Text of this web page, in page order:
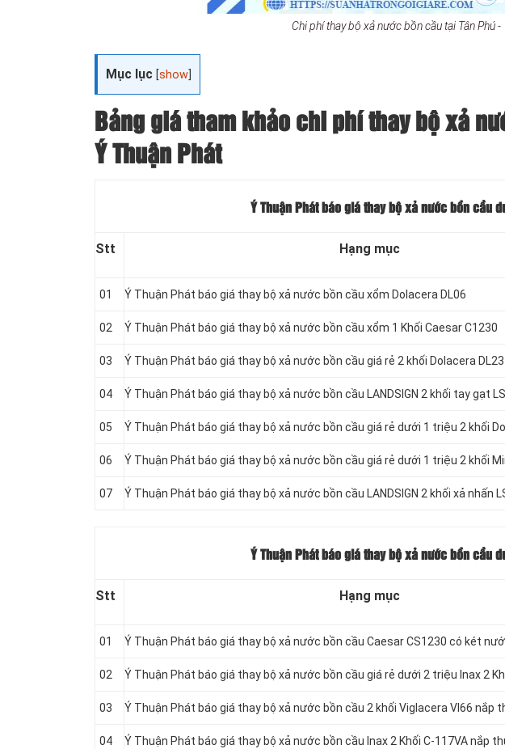
Chi phí thay bộ xả nước bồn cầu tại Tân Phú -
Mục lục [show
Bảng giá tham khảo chi phí thay bộ xả
Ý Thuận Phát
Ý Thuận Phát báo giá thay bộ xả nước bồn cầu
Stt Hạng mục
01 Ý Thuận Phát báo giá thay bộ xả nước bồn cầu xổm Dolacera DL06
02 Ý Thuận Phát báo giá thay bộ xả nước bồn cầu xổm 1 Khối Caesar C1230
03 Ý Thuận Phát báo giá thay bộ xả nước bồn cầu giá rẻ 2 khối Dolacera
04 Ý Thuận Phát báo giá thay bộ xả nước bồn cầu LANDSIGN 2 khối tay gạt
05 Ý Thuận Phát báo giá thay bộ xả nước bồn cầu giá rẻ dưới 1 triệu 2 khối
06 Ý Thuận Phát báo giá thay bộ xả nước bồn cầu giá rẻ dưới 1 triệu 2 khối
07 Ý Thuận Phát báo giá thay bộ xả nước bồn cầu LANDSIGN 2 khối xả nhấn
Ý Thuận Phát báo giá thay bộ xả nước bồn cầu
Stt Hạng mục
01 Ý Thuận Phát báo giá thay bộ xả nước bồn cầu Caesar CS1230 có két
02 Ý Thuận Phát báo giá thay bộ xả nước bồn cầu giá rẻ dưới 2 triệu Inax 2
03 Ý Thuận Phát báo giá thay bộ xả nước bồn cầu 2 khối Viglacera VI66 nắp
04 Ý Thuận Phát báo giá thay bộ xả nước bồn cầu Inax 2 Khối C-117VA nắp